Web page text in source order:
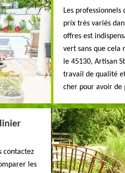
Les
prix très variés
offres est
vert sans que cela
le 45130, Artisan
travail de qualité
cher pour avoir de
contactez
les